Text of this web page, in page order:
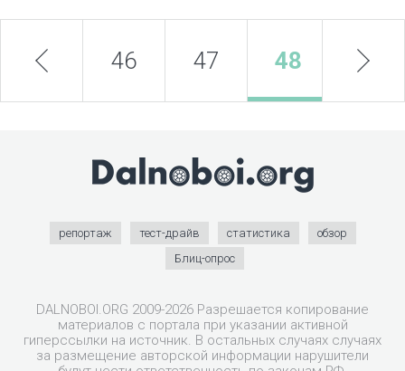
prev 46 47 48 49
next
репортаж тест-драйв статистика
обзор
Блиц-опрос
DALNOBOI.ORG 2009-2026 Разрешается копирование
материалов с портала при указании активной
гиперссылки на источник. В остальных случаях случаях
за размещение авторской информации нарушители